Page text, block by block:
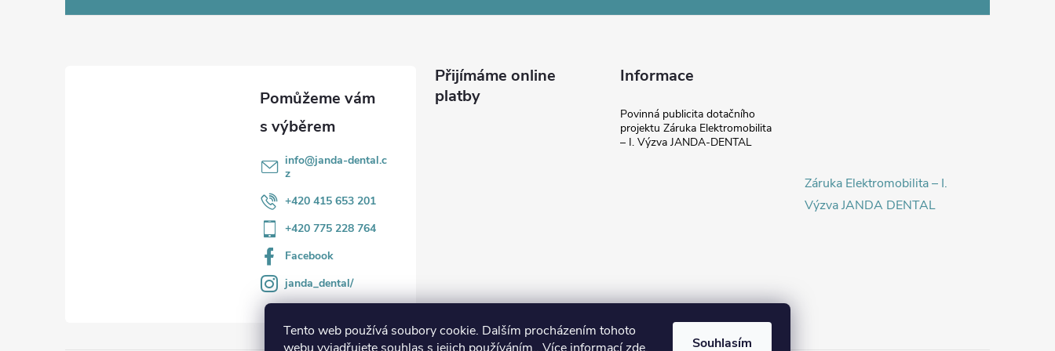
Tento web používá soubory cookie. Dalším procházením tohoto
Souhlasím
info@janda-dental.c
z
+420 415 653 201
+420 775 228 764
Facebook
janda_dental/
Přijímáme online
platby
Informace
Povinná publicita dotačního
projektu Záruka Elektromobilita
– I. Výzva JANDA-DENTAL
Záruka Elektromobilita – I.
Výzva JANDA DENTAL